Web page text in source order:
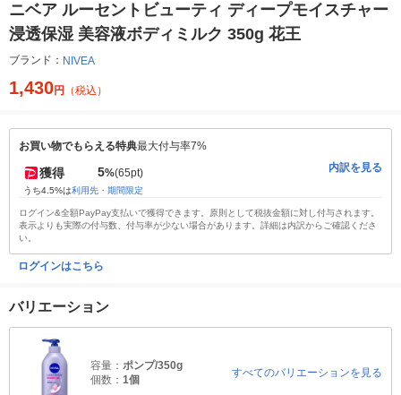
ニベア ルーセントビューティ ディープモイスチャー
浸透保湿 美容液ボディミルク 350g 花王
ブランド： NIVEA
1,430円 （税込）
お買い物でもらえる特典最大付与率7%
獲得 5%(65pt)
うち4.5%は利用先・期間限定
内訳を見る
ログイン&全額PayPay支払いで獲得できます。原則として税抜金額に対し付与されます。
表示よりも実際の付与数、付与率が少ない場合があります。詳細は内訳からご確認くださ
い。
ログインはこちら
バリエーション
容量： ポンプ/350g
個数： 1個
すべてのバリエーションを見る